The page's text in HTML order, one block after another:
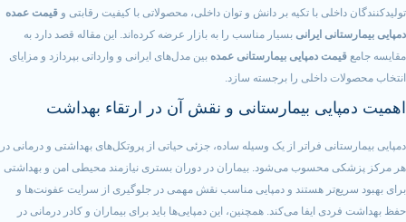
با تکیه بر دانش و توان داخلی، محصولاتی با کیفیت رقابتی وقیمت عمده
ایرانیبسیار مناسب را به بازار عرضه کرده‌اند. این مقاله قصد دارد به
دمپایی بیمارستانی عمدهبین مدل‌های ایرانی و وارداتی بپردازد و مزایای
داخلی را برجسته سازد.
بیمارستانی و نقش آن در ارتقاء بهداشت
فراتر از یک وسیله ساده، جزئی حیاتی از پروتکل‌های بهداشتی و درمانی در
محسوب می‌شود. بیماران در دوران بستری نیازمند محیطی امن و بهداشتی
هستند و دمپایی مناسب نقش مهمی در جلوگیری از سرایت عفونت‌ها و
ایفا می‌کند. همچنین، این دمپایی‌ها باید برای بیماران و کادر درمانی در